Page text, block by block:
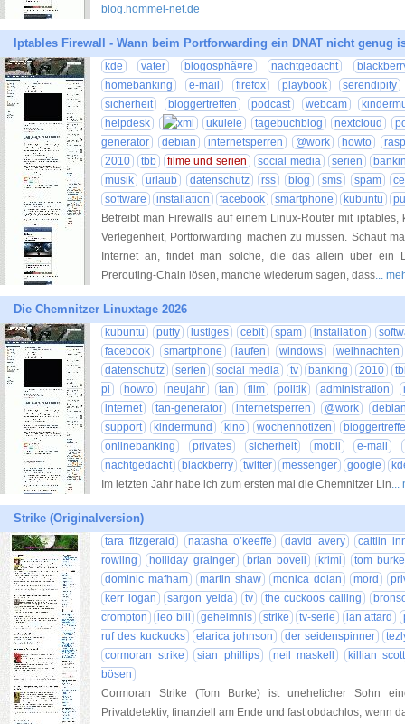
blog.hommel-net.de
Iptables Firewall - Wann beim Portforwarding ein DNAT nicht genug
kde vater blogosphã¤re nachtgedacht
homebanking
e-mail firefox playbook
serendipity
sicherheit
bloggertreffen podcast webcam
helpdesk
ukulele tagebuchblog nextcloud
generator
debian internetsperren @work howto
2010
tbb filme und serien social media serien
musik
urlaub datenschutz rss blog sms spam
software
installation facebook smartphone kubuntu
Betreibt man Firewalls auf einem Linux-Router mit
Verlegenheit, Portforwarding machen zu müssen. Schaut
Internet an, findet man solche, die das allein über ein
Prerouting-Chain lösen, manche wiederum sagen, dass...
Die Chemnitzer Linuxtage 2026
kubuntu putty lustiges cebit spam installation
facebook
smartphone laufen windows
weihnachten
datenschutz
serien social media tv banking 2010
pi
howto neujahr tan film politik administration
internet
tan-generator internetsperren @work
support
kindermund kino wochennotizen
onlinebanking
privates sicherheit mobil
e-mail
nachtgedacht
blackberry twitter messenger google
Im letzten Jahr habe ich zum ersten mal die Chemnitzer Lin...
Strike (Originalversion)
tara fitzgerald natasha o’keeffe david avery
caitlin
rowling
holliday grainger brian bovell krimi
tom burke
dominic mafham
martin shaw monica dolan mord
kerr logan
sargon yelda tv the cuckoos calling
crompton
leo bill geheimnis strike tv-serie ian attard
ruf des kuckucks
elarica johnson der seidenspinner
cormoran strike
sian phillips neil maskell
killian scott
bösen
Cormoran Strike (Tom Burke) ist unehelicher Sohn
Privatdetektiv, finanziell am Ende und fast obdachlos, wenn